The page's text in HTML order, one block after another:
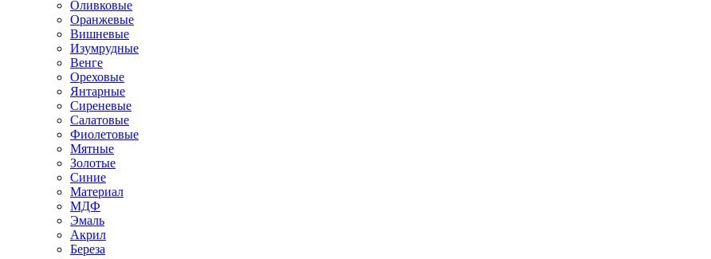
Оливковые
Оранжевые
Вишневые
Изумрудные
Венге
Ореховые
Янтарные
Сиреневые
Салатовые
Фиолетовые
Мятные
Золотые
Синие
Материал
МДФ
Эмаль
Акрил
Береза